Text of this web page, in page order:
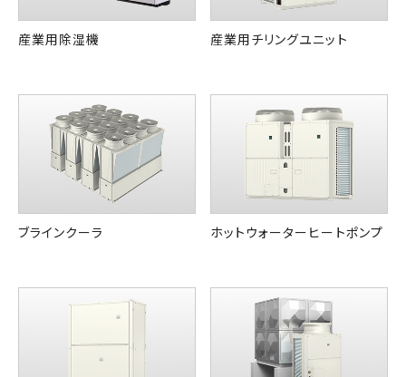
産業用除湿機 産業用チリングユニット
ブラインクーラ ホットウォーターヒートポンプ